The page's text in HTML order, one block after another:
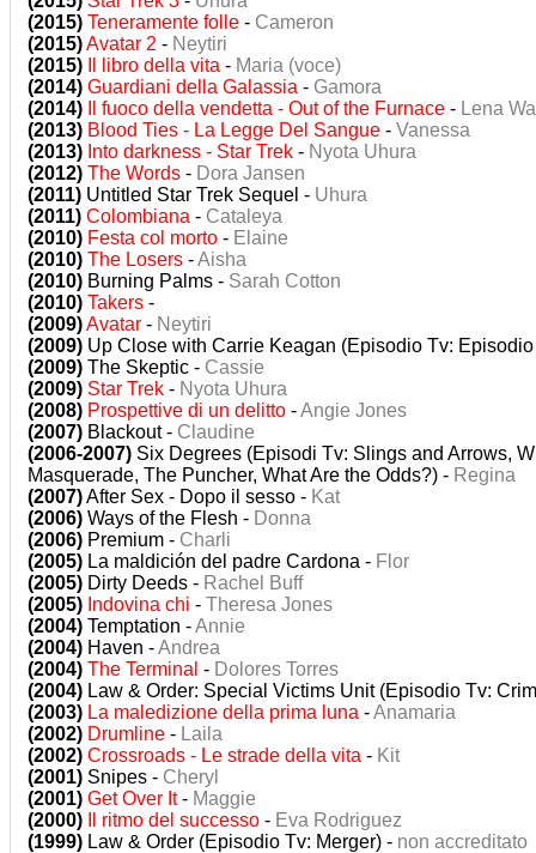
(2015) Teneramente folle - Cameron
(2015)Avatar 2 - Neytiri
(2015)
Il libro della vita - Maria (voce)
(2014) Guardiani della Galassia - Gamora
(2014)
Il fuoco della vendetta - Out of the Furnace - Lena
(2013) Blood Ties - La Legge Del Sangue - Vanessa
(2013) Into darkness - Star Trek - Nyota Uhura
(2012) The Words - Dora Jansen
(2011) Untitled Star Trek Sequel - Uhura
(2011) Colombiana - Cataleya
(2010) Festa col morto - Elaine
(2010) The Losers -Aisha
(2010) Burning Palms - Sarah Cotton
(2010) Takers -
(2009)Avatar - Neytiri
(2009) Up Close with Carrie Keagan (Episodio Tv:
(2009) The Skeptic - Cassie
(2009) Star Trek - Nyota Uhura
(2008) Prospettive di un delitto -Angie Jones
(2007) Blackout - Claudine
(2006-2007) Six Degrees (Episodi Tv: Slings and Arrows,
Masquerade, The Puncher, What Are the Odds?) - Regina
(2007)After Sex - Dopo il sesso - Kat
(2006) Ways of the Flesh - Donna
(2006) Premium - Charli
(2005) La maldición del padre Cardona - Flor
(2005) Dirty Deeds - Rachel Buff
(2005) Indovina chi - Theresa Jones
(2004) Temptation -Annie
(2004) Haven -Andrea
(2004) The Terminal - Dolores Torres
(2004) Law & Order: Special Victims Unit (Episodio Tv:
(2003) La maledizione della prima luna -Anamaria
(2002) Drumline - Laila
(2002) Crossroads - Le strade della vita - Kit
(2001) Snipes - Cheryl
(2001) Get Over It- Maggie
(2000)
Il ritmo del successo - Eva Rodriguez
(1999) Law & Order (Episodio Tv: Merger) - non accreditato